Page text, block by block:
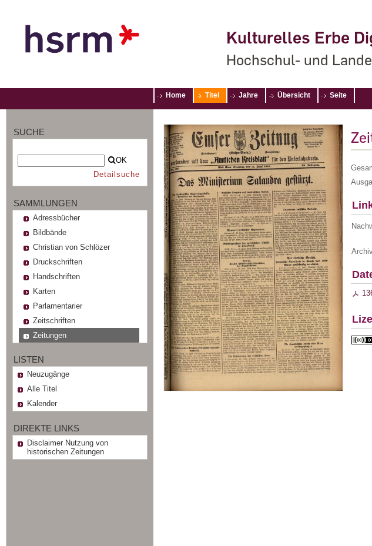
Kulturelles Erbe
Hochschul- und
Home Titel Jahre Übersicht Seite
SUCHE
OK
Detailsuche
SAMMLUNGEN
Adressbücher
Bildbände
Christian von Schlözer
Druckschriften
Handschriften
Karten
Parlamentarier
Zeitschriften
Zeitungen
LISTEN
Neuzugänge
Alle Titel
Kalender
DIREKTE LINKS
Disclaimer Nutzung von
historischen Zeitungen